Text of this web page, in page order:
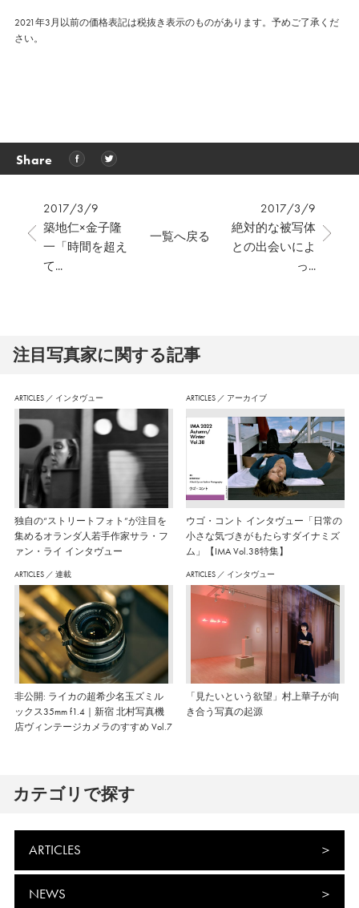
2021年3月以前の価格表記は税抜き表示のものがあります。予めご了承くだ
さい。
Share
2017/3/9
築地仁×金子隆
一「時間を超え
て...
2017/3/9
絶対的な被写体
との出会いによ
っ...
一覧へ戻る
注⽬写真家に関する記事
ARTICLES ／ インタヴュー
独自の“ストリートフォト”が注目を
集めるオランダ人若手作家サラ・フ
ァン・ライ インタヴュー
ARTICLES ／ アーカイブ
ウゴ・コント インタヴュー「日常の
小さな気づきがもたらすダイナミズ
ム」【IMA Vol.38特集】
ARTICLES ／ 連載
非公開: ライカの超希少名玉ズミル
ックス35mm f1.4｜新宿 北村写真機
店ヴィンテージカメラのすすめ Vol.7
ARTICLES ／ インタヴュー
「見たいという欲望」村上華子が向
き合う写真の起源
カテゴリで探す
ARTICLES
NEWS